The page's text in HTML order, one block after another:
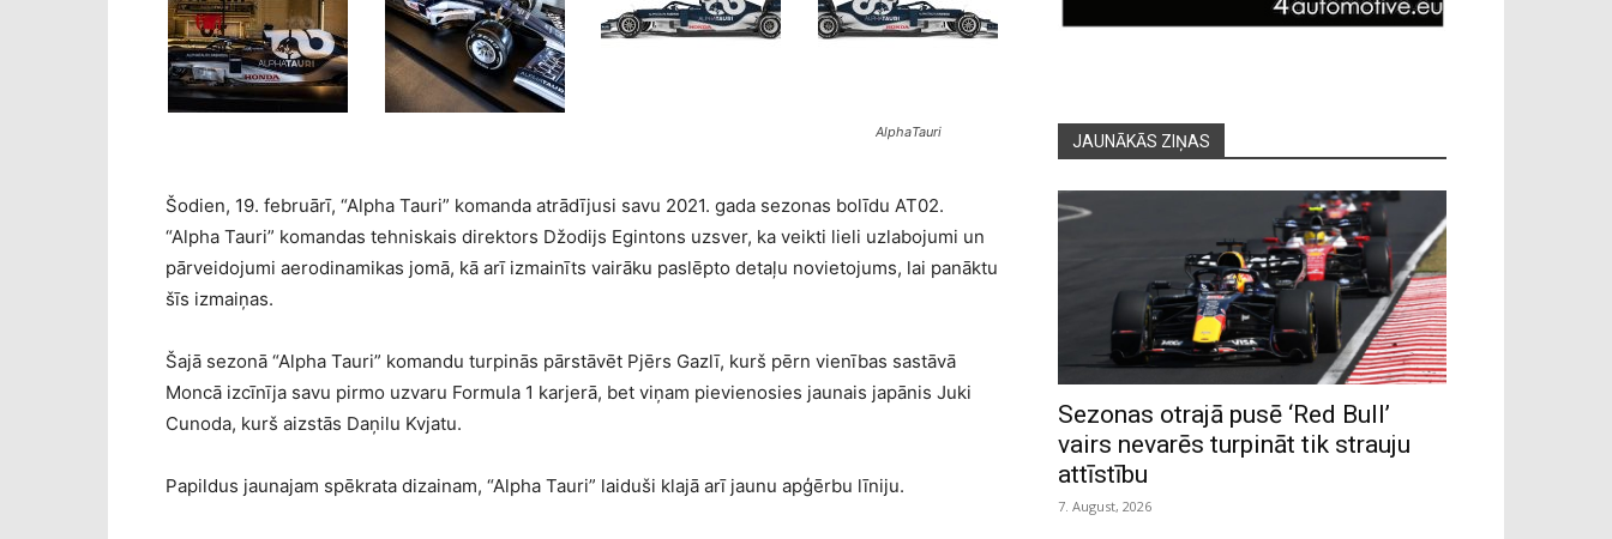
AlphaTauri
Šodien, 19. februārī, “Alpha Tauri” komanda atrādījusi savu 2021. gada sezonas bolīdu AT02.
“Alpha Tauri” komandas tehniskais direktors Džodijs Egintons uzsver, ka veikti lieli uzlabojumi un
pārveidojumi aerodinamikas jomā, kā arī izmainīts vairāku paslēpto detaļu novietojums, lai panāktu
šīs izmaiņas.
Šajā sezonā “Alpha Tauri” komandu turpinās pārstāvēt Pjērs Gazlī, kurš pērn vienības sastāvā
Moncā izcīnīja savu pirmo uzvaru Formula 1 karjerā, bet viņam pievienosies jaunais japānis Juki
Cunoda, kurš aizstās Daņilu Kvjatu.
Papildus jaunajam spēkrata dizainam, “Alpha Tauri” laiduši klajā arī jaunu apģērbu līniju.
JAUNĀKĀS ZIŅAS
Sezonas otrajā pusē ‘Red Bull’
vairs nevarēs turpināt tik strauju
attīstību
7. August, 2026